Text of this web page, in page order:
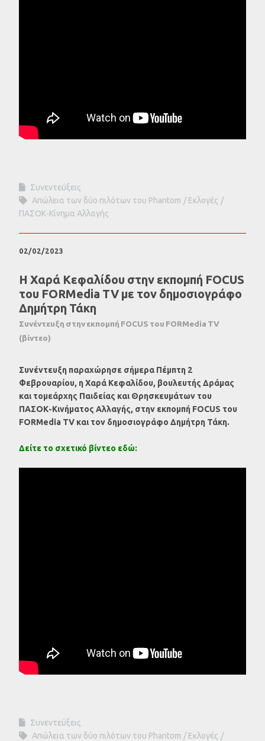
Συνεντεύξεις
Απώλεια των δύο πιλότων του Phantom
Εκλογές
ΠΑΣΟΚ-Κίνημα Αλλαγής
02/02/2023
Η Χαρά Κεφαλίδου στην εκπομπή FOCUS
του FORMedia TV με τον δημοσιογράφο
Δημήτρη Τάκη
Συνέντευξη στην εκπομπή FOCUS του FORMedia TV
(βίντεο)
Συνέντευξη παραχώρησε σήμερα Πέμπτη 2
Φεβρουαρίου, η Χαρά Κεφαλίδου, βουλευτής Δράμας
και τομεάρχης Παιδείας και Θρησκευμάτων του
ΠΑΣΟΚ-Κινήματος Αλλαγής, στην εκπομπή FOCUS του
FORMedia TV και τον δημοσιογράφο Δημήτρη Τάκη.
Δείτε το σχετικό βίντεο εδώ:
Συνεντεύξεις
Απώλεια των δύο πιλότων του Phantom
Εκλογές